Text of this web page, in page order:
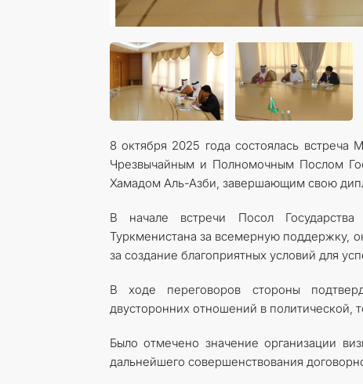
8 октября 2025 года состоялась
Чрезвычайным и Полномочным Послом
Хамадом Аль-Азби, завершающим свою
В начале встречи Посол Государства
Туркменистана за всемерную поддержку,
за создание благоприятных условий для
В ходе переговоров стороны
двусторонних отношений в политической,
Было отмечено значение организации
дальнейшего совершенствования